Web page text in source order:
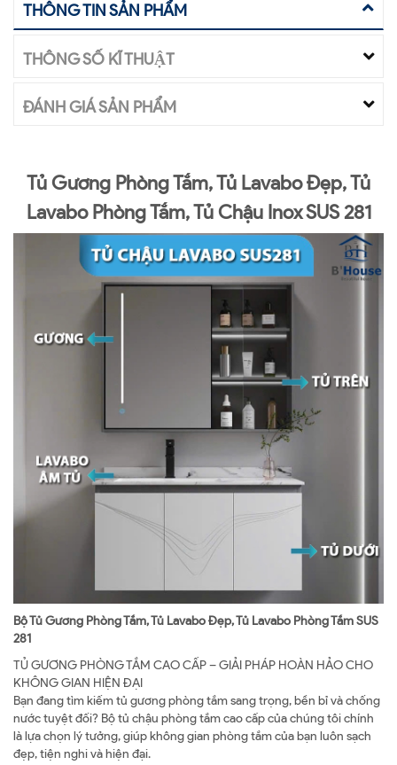
THÔNG TIN SẢN PHẨM
THÔNG SỐ KĨ THUẬT
ĐÁNH GIÁ SẢN PHẨM
Tủ Gương Phòng Tắm, Tủ Lavabo Đẹp, Tủ
Lavabo Phòng Tắm, Tủ Chậu Inox SUS 281
Bộ Tủ Gương Phòng Tắm, Tủ Lavabo Đẹp, Tủ Lavabo Phòng Tắm SUS
281
TỦ GƯƠNG PHÒNG TẮM CAO CẤP – GIẢI PHÁP HOÀN HẢO CHO
KHÔNG GIAN HIỆN ĐẠI
Bạn đang tìm kiếm tủ gương phòng tắm sang trọng, bền bỉ và chống
nước tuyệt đối? Bộ tủ chậu phòng tắm cao cấp của chúng tôi chính
là lựa chọn lý tưởng, giúp không gian phòng tắm của bạn luôn sạch
đẹp, tiện nghi và hiện đại.